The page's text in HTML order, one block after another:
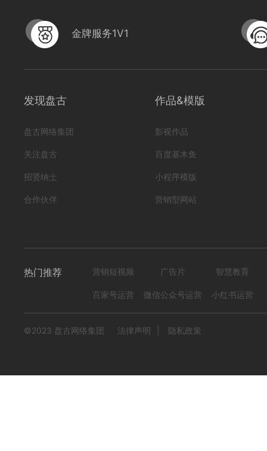
长春净月颐康医养中心
编号 形式
金牌服务1V1
发现盘古
盘古网络集团
关注盘古
招贤纳士
合作伙伴
作品&模版
影视作品
百度基木鱼
小程序模版
营销型网站
热门推荐 营销短视频 广告片 智慧教育
百家号运营 微信公众号运营 小红书运营
©2023 盘古网络集团 法律声明 隐私政策